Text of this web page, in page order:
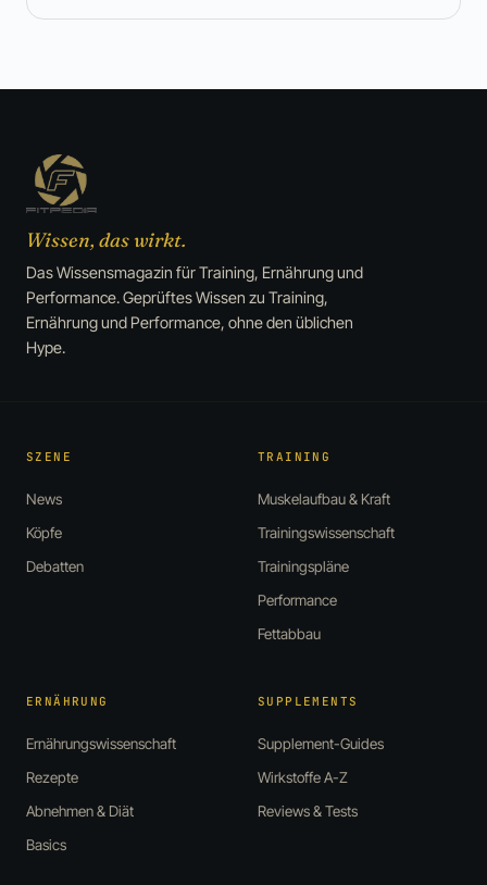
Wissen, das wirkt.
Das Wissensmagazin für Training, Ernährung und
Performance. Geprüftes Wissen zu Training,
Ernährung und Performance, ohne den üblichen
Hype.
SZENE
News
Köpfe
Debatten
TRAINING
Muskelaufbau & Kraft
Trainingswissenschaft
Trainingspläne
Performance
Fettabbau
ERNÄHRUNG
Ernährungswissenschaft
Rezepte
Abnehmen & Diät
Basics
SUPPLEMENTS
Supplement-Guides
Wirkstoffe A-Z
Reviews & Tests